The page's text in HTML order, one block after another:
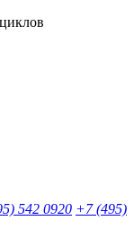
542 0920 +7 (495)